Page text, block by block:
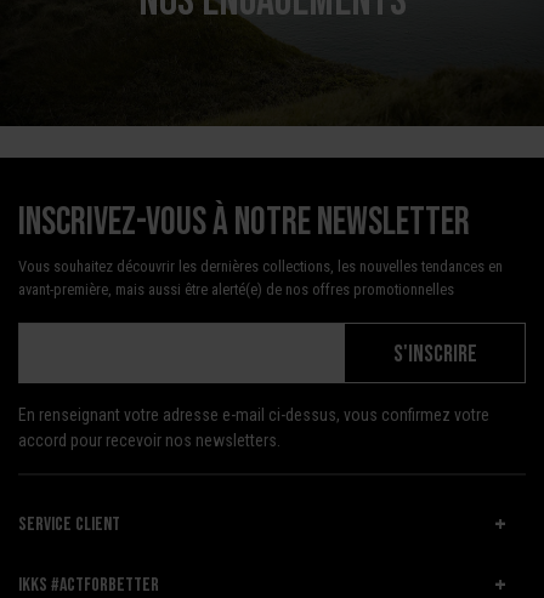
Inscrivez-vous à notre newsletter
Vous souhaitez découvrir les dernières collections, les nouvelles tendances en
avant-première, mais aussi être alerté(e) de nos offres promotionnelles
S'INSCRIRE
En renseignant votre adresse e-mail ci-dessus, vous confirmez votre
accord pour recevoir nos newsletters.
SERVICE CLIENT
IKKS #ACTFORBETTER